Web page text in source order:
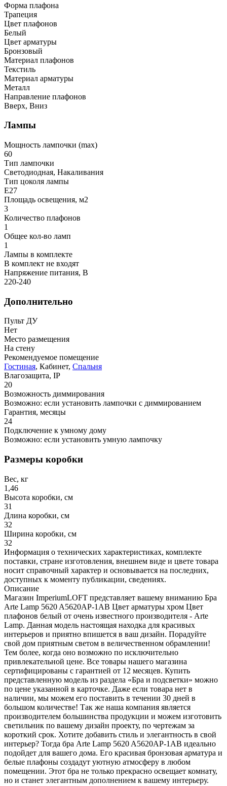
Форма плафона
Трапеция
Цвет плафонов
Белый
Цвет арматуры
Бронзовый
Материал плафонов
Текстиль
Материал арматуры
Металл
Направление плафонов
Вверх, Вниз
Лампы
Мощность лампочки (max)
60
Тип лампочки
Светодиодная, Накаливания
Тип цоколя лампы
E27
Площадь освещения, м2
3
Количество плафонов
1
Общее кол-во ламп
1
Лампы в комплекте
В комплект не входят
Напряжение питания, В
220-240
Дополнительно
Пульт ДУ
Нет
Место размещения
На стену
Рекомендуемое помещение
Гостиная, Кабинет, Спальня
Влагозащита, IP
20
Возможность диммирования
Возможно: если установить лампочки с диммированием
Гарантия, месяцы
24
Подключение к умному дому
Возможно: если установить умную лампочку
Размеры коробки
Вес, кг
1,46
Высота коробки, см
31
Длина коробки, см
32
Ширина коробки, см
32
Информация о технических характеристиках, комплекте
поставки, стране изготовления, внешнем виде и цвете товара
носит справочный характер и основывается на последних,
доступных к моменту публикации, сведениях.
Описание
Магазин ImperiumLOFT представляет вашему вниманию Бра
Arte Lamp 5620 A5620AP-1AB Цвет арматуры хром Цвет
плафонов белый от очень известного производителя - Arte
Lamp. Данная модель настоящая находка для красивых
интерьеров и приятно впишется в ваш дизайн. Порадуйте
свой дом приятным светом в величественном обрамлении!
Тем более, когда оно возможно по исключительно
привлекательной цене. Все товары нашего магазина
сертифицированы с гарантией от 12 месяцев. Купить
представленную модель из раздела «Бра и подсветки» можно
по цене указанной в карточке. Даже если товара нет в
наличии, мы можем его поставить в течении 30 дней в
большом количестве! Так же наша компания является
производителем большинства продукции и можем изготовить
светильник по вашему дизайн проекту, по чертежам за
короткий срок. Хотите добавить стиль и элегантность в свой
интерьер? Тогда бра Arte Lamp 5620 A5620AP-1AB идеально
подойдет для вашего дома. Его красивая бронзовая арматура и
белые плафоны создадут уютную атмосферу в любом
помещении. Этот бра не только прекрасно освещает комнату,
но и станет элегантным дополнением к вашему интерьеру.